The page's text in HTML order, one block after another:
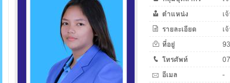
ตำแหน่ง
เ
รายละเอียด
เ
ที่อยู่
โทรศัพท์
อีเมล
-